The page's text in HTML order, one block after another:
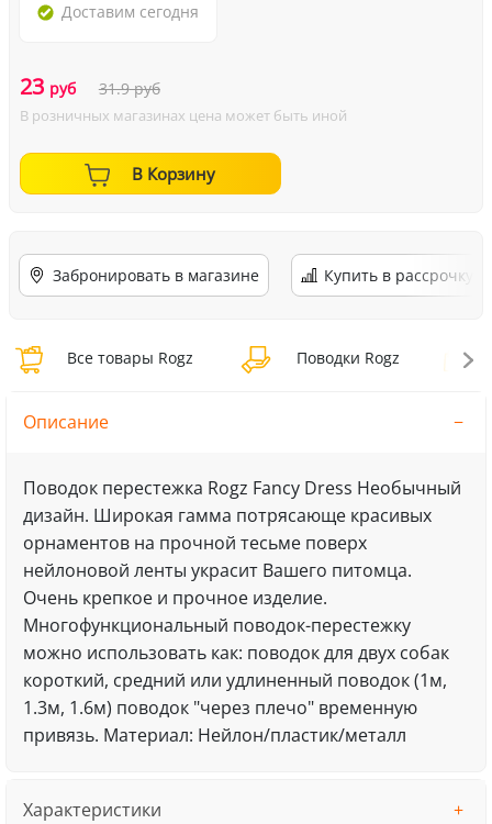
Доставим сегодня
23 руб 31.9руб
В розничных магазинах цена может быть иной
В Корзину
Забронировать в магазине Купить в рассрочку
Все товары Rogz Поводки Rogz
Описание
Поводок перестежка Rogz Fancy Dress Необычный
дизайн. Широкая гамма потрясающе красивых
орнаментов на прочной тесьме поверх
нейлоновой ленты украсит Вашего питомца.
Очень крепкое и прочное изделие.
Многофункциональный поводок-перестежку
можно использовать как: поводок для двух собак
короткий, средний или удлиненный поводок (1м,
1.3м, 1.6м) поводок "через плечо" временную
привязь. Материал: Нейлон/пластик/металл
Характеристики